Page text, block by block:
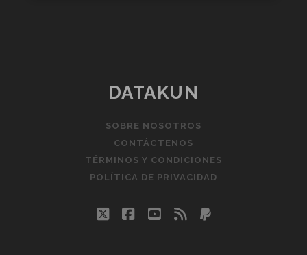
DATAKUN
SOBRE NOSOTROS
CONTÁCTENOS
TÉRMINOS Y CONDICIONES
POLÍTICA DE PRIVACIDAD
twitterfacebook
youtube
rss paypal